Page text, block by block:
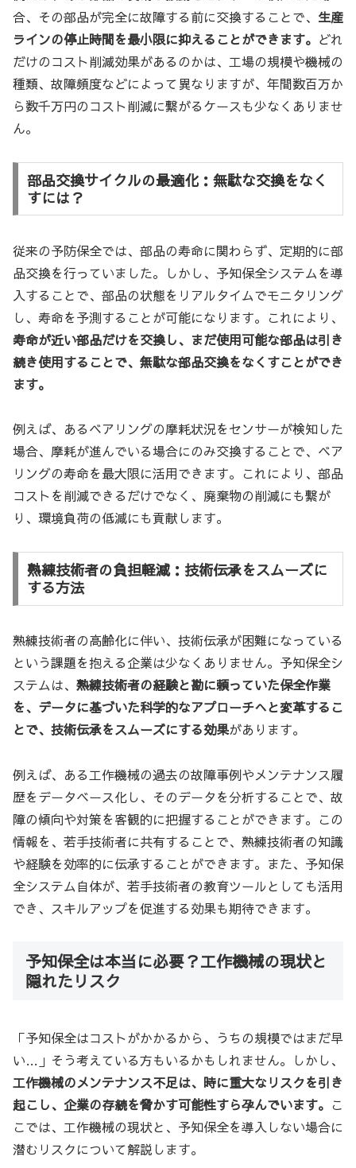
合、その部品が完全に故障する前に交換することで、 生産
ラインの停止時間を最小限に抑えることができます。 どれ
だけのコスト削減効果があるのかは、工場の規模や機械の
種類、故障頻度などによって異なりますが、年間数百万か
ら数千万円のコスト削減に繋がるケースも少なくありませ
ん。
部品交換サイクルの最適化：無駄な交換をなく
すには？
従来の予防保全では、部品の寿命に関わらず、定期的に部
品交換を行っていました。しかし、予知保全システムを導
入することで、部品の状態をリアルタイムでモニタリング
し、寿命を予測することが可能になります。これにより、
寿命が近い部品だけを交換し、まだ使用可能な部品は引き
続き使用することで、無駄な部品交換をなくすことができ
ます。
例えば、あるベアリングの摩耗状況をセンサーが検知した
場合、摩耗が進んでいる場合にのみ交換することで、ベア
リングの寿命を最大限に活用できます。これにより、部品
コストを削減できるだけでなく、廃棄物の削減にも繋が
り、環境負荷の低減にも貢献します。
熟練技術者の負担軽減：技術伝承をスムーズに
する方法
熟練技術者の高齢化に伴い、技術伝承が困難になっている
という課題を抱える企業は少なくありません。予知保全シ
ステムは、 熟練技術者の経験と勘に頼っていた保全作業
を、データに基づいた科学的なアプローチへと変革するこ
とで、技術伝承をスムーズにする効果があります。
例えば、ある工作機械の過去の故障事例やメンテナンス履
歴をデータベース化し、そのデータを分析することで、故
障の傾向や対策を客観的に把握することができます。この
情報を、若手技術者に共有することで、熟練技術者の知識
や経験を効率的に伝承することができます。また、予知保
全システム自体が、若手技術者の教育ツールとしても活用
でき、スキルアップを促進する効果も期待できます。
予知保全は本当に必要？工作機械の現状と
隠れたリスク
「予知保全はコストがかかるから、うちの規模ではまだ早
い…」そう考えている方もいるかもしれません。しかし、
工作機械のメンテナンス不足は、時に重大なリスクを引き
起こし、企業の存続を脅かす可能性すら孕んでいます。 こ
こでは、工作機械の現状と、予知保全を導入しない場合に
潜むリスクについて解説します。